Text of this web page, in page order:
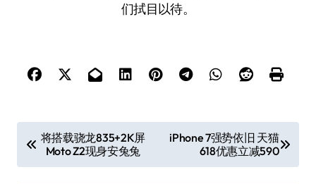
们拭目以待。
章
导
将搭载骁龙835+2K屏
Moto Z2现身安兔兔
iPhone 7强势依旧 天猫
618优惠立减590